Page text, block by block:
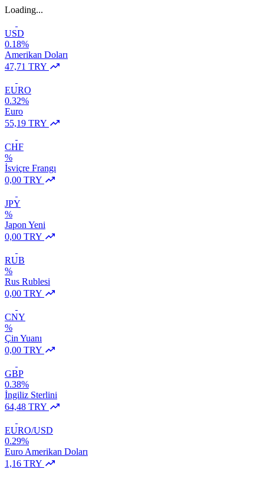
Loading...
USD
0.18%
Amerikan Doları
47,71 TRY
EURO
0.32%
Euro
55,19 TRY
CHF
%
İsviçre Frangı
0,00 TRY
JPY
%
Japon Yeni
0,00 TRY
RUB
%
Rus Rublesi
0,00 TRY
CNY
%
Çin Yuanı
0,00 TRY
GBP
0.38%
İngiliz Sterlini
64,48 TRY
EURO/USD
0.29%
Euro Amerikan Doları
1,16 TRY